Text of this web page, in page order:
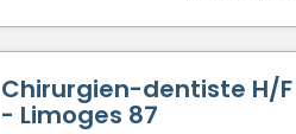
Chirurgien-dentiste H/F
- Limoges 87